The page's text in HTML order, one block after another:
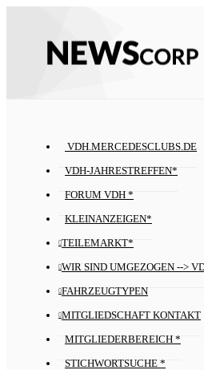
VDH.MERCEDESCLUBS.DE
VDH-JAHRESTREFFEN*
FORUM VDH *
KLEINANZEIGEN*
TEILEMARKT*
WIR SIND UMGEZOGEN -->
FAHRZEUGTYPEN
MITGLIEDSCHAFT KONTAKT
MITGLIEDERBEREICH *
STICHWORTSUCHE *